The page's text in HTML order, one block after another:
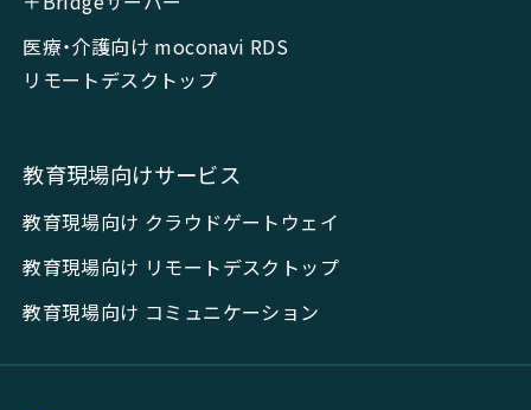
医療・介護向け moconavi RDS
リモートデスクトップ
教育現場向けサービス
教育現場向け クラウドゲートウェイ
教育現場向け リモートデスクトップ
教育現場向け コミュニケーション